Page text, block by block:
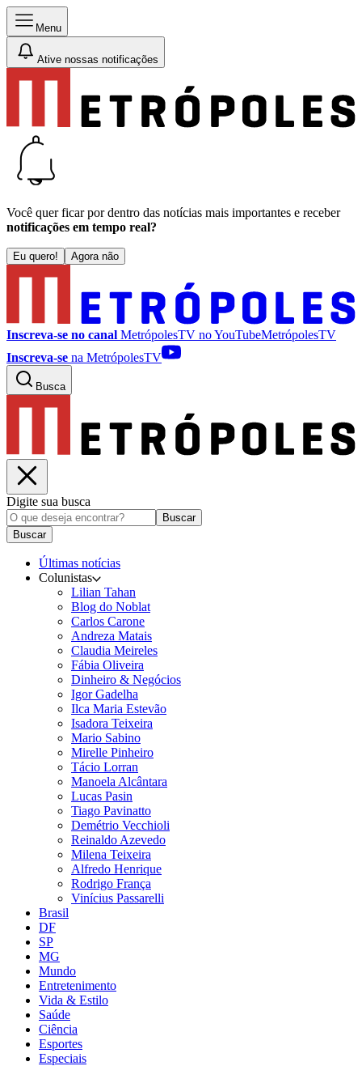
Menu
Ative nossas notificações
Você quer ficar por dentro das notícias mais importantes e receber
notificações em tempo real?
Eu quero! Agora não
Inscreva-se no canal MetrópolesTV noYouTubeMetrópolesTV
Inscreva-se na MetrópolesTV
Busca
Digite sua busca
Buscar
Buscar
Últimas notícias
Colunistas
Lilian Tahan
Blog do Noblat
Carlos Carone
Andreza Matais
Claudia Meireles
Fábia Oliveira
Dinheiro & Negócios
Igor Gadelha
Ilca Maria Estevão
Isadora Teixeira
Mario Sabino
Mirelle Pinheiro
Tácio Lorran
Manoela Alcântara
Lucas Pasin
Tiago Pavinatto
Demétrio Vecchioli
Reinaldo Azevedo
Milena Teixeira
Alfredo Henrique
Rodrigo França
Vinícius Passarelli
Brasil
DF
SP
MG
Mundo
Entretenimento
Vida & Estilo
Saúde
Ciência
Esportes
Especiais